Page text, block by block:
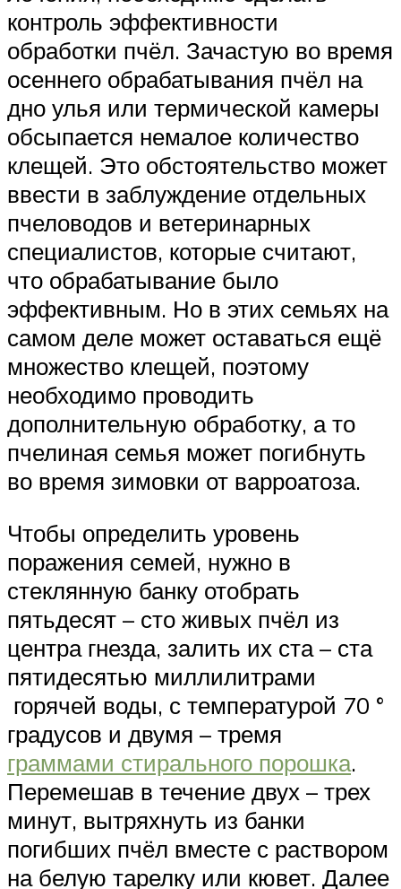
контроль эффективности
обработки пчёл. Зачастую во время
осеннего обрабатывания пчёл на
дно улья или термической камеры
обсыпается немалое количество
клещей. Это обстоятельство может
ввести в заблуждение отдельных
пчеловодов и ветеринарных
специалистов, которые считают,
что обрабатывание было
эффективным. Но в этих семьях на
самом деле может оставаться ещё
множество клещей, поэтому
необходимо проводить
дополнительную обработку, а то
пчелиная семья может погибнуть
во время зимовки от варроатоза.
Чтобы определить уровень
поражения семей, нужно в
стеклянную банку отобрать
пятьдесят – сто живых пчёл из
центра гнезда, залить их ста – ста
пятидесятью миллилитрами
горячей воды, с температурой 70 °
градусов и двумя – тремя
граммами стирального порошка.
Перемешав в течение двух – трех
минут, вытряхнуть из банки
погибших пчёл вместе с раствором
на белую тарелку или кювет. Далее